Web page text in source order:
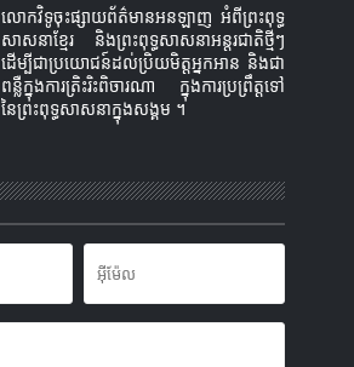
លោកវិទូចុះផ្សាយព័ត៌មានអនឡាញ អំពីព្រះពុទ្ធ
សាសនាខ្មែរ និងព្រះពុទ្ធសាសនាអន្តរជាតិថ្មីៗ
ដើម្បីជាប្រយោជន៍ដល់ប្រិយមិត្តអ្នកអាន និងជា
ពន្លឺក្នុងការត្រិះរិះពិចារណា ក្នុងការប្រព្រឹត្តទៅ
នៃព្រះពុទ្ធសាសនាក្នុងសង្គម ។